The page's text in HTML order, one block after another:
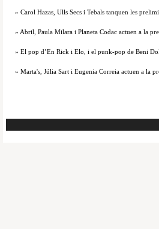
» Carol Hazas, Ulls Secs i Tebals tanquen les
» Abril, Paula Milara i Planeta Codac actuen a la
» El pop d’En Rick i Elo, i el punk-pop de Beni
» Marta's, Júlia Sart i Eugenia Correia actuen a la